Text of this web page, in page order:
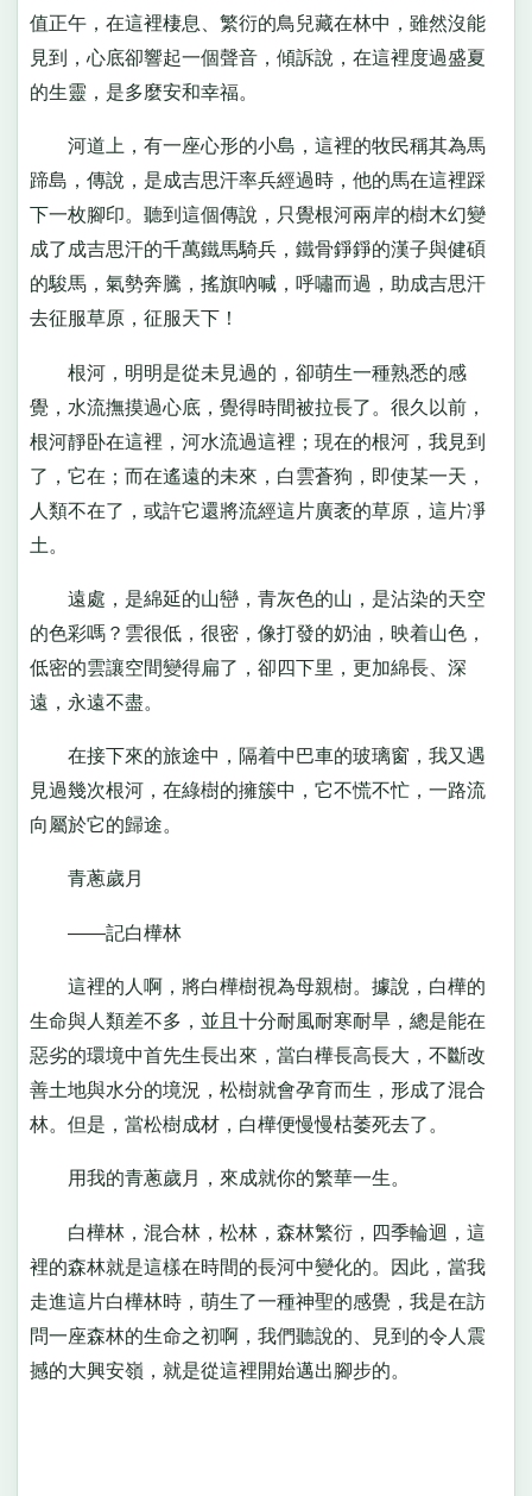
值正午，在這裡棲息、繁衍的鳥兒藏在林中，雖然沒能
見到，心底卻響起一個聲音，傾訴說，在這裡度過盛夏
的生靈，是多麼安和幸福。
河道上，有一座心形的小島，這裡的牧民稱其為馬
蹄島，傳說，是成吉思汗率兵經過時，他的馬在這裡踩
下一枚腳印。聽到這個傳說，只覺根河兩岸的樹木幻變
成了成吉思汗的千萬鐵馬騎兵，鐵骨錚錚的漢子與健碩
的駿馬，氣勢奔騰，搖旗吶喊，呼嘯而過，助成吉思汗
去征服草原，征服天下！
根河，明明是從未見過的，卻萌生一種熟悉的感
覺，水流撫摸過心底，覺得時間被拉長了。很久以前，
根河靜卧在這裡，河水流過這裡；現在的根河，我見到
了，它在；而在遙遠的未來，白雲蒼狗，即使某一天，
人類不在了，或許它還將流經這片廣袤的草原，這片凈
土。
遠處，是綿延的山巒，青灰色的山，是沾染的天空
的色彩嗎？雲很低，很密，像打發的奶油，映着山色，
低密的雲讓空間變得扁了，卻四下里，更加綿長、深
遠，永遠不盡。
在接下來的旅途中，隔着中巴車的玻璃窗，我又遇
見過幾次根河，在綠樹的擁簇中，它不慌不忙，一路流
向屬於它的歸途。
青蔥歲月
——記白樺林
這裡的人啊，將白樺樹視為母親樹。據說，白樺的
生命與人類差不多，並且十分耐風耐寒耐旱，總是能在
惡劣的環境中首先生長出來，當白樺長高長大，不斷改
善土地與水分的境況，松樹就會孕育而生，形成了混合
林。但是，當松樹成材，白樺便慢慢枯萎死去了。
用我的青蔥歲月，來成就你的繁華一生。
白樺林，混合林，松林，森林繁衍，四季輪迴，這
裡的森林就是這樣在時間的長河中變化的。因此，當我
走進這片白樺林時，萌生了一種神聖的感覺，我是在訪
問一座森林的生命之初啊，我們聽說的、見到的令人震
撼的大興安嶺，就是從這裡開始邁出腳步的。